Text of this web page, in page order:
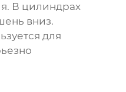
В цилиндрах
вниз.
для